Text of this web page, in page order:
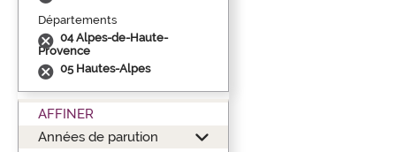
Départements
04 Alpes-de-Haute-
Provence
05 Hautes-Alpes
AFFINER
Années de parution